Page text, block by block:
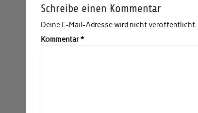
Schreibe einen Kommentar
Deine E-Mail-Adresse wird nicht veröffentlicht.
Kommentar*